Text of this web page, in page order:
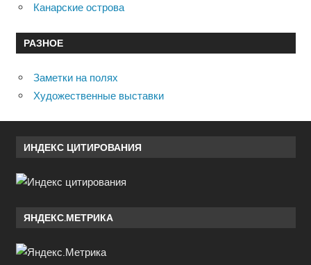
Канарские острова
РАЗНОЕ
Заметки на полях
Художественные выставки
ИНДЕКС ЦИТИРОВАНИЯ
ЯНДЕКС.МЕТРИКА